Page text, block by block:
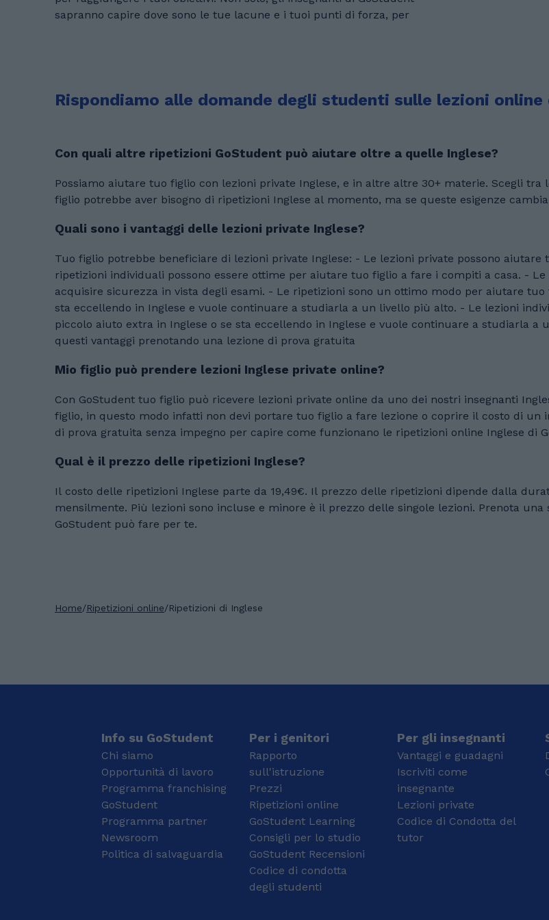
sapranno capire dove sono le tue lacune e i tuoi punti di forza, per
Rispondiamo alle domande degli studenti sulle lezioni online
Con quali altre ripetizioni GoStudent può aiutare oltre a quelle Inglese?
Possiamo aiutare tuo figlio con lezioni private Inglese, e in altre altre 30+ materie. Scegli tra le seguenti materie: contabilità, francese, matematica. Tuo
figlio potrebbe aver bisogno di ripetizioni Inglese al momento, ma se queste esigenze
Quali sono i vantaggi delle lezioni private Inglese?
Tuo figlio potrebbe beneficiare di lezioni private Inglese: - Le lezioni private possono aiutare tuo figlio a consolidare ciò che ha imparato a scuola. - Le
ripetizioni individuali possono essere ottime per aiutare tuo figlio a fare i compiti a casa. -
acquisire sicurezza in vista degli esami. - Le ripetizioni sono un ottimo modo per aiutare
sta eccellendo in Inglese e vuole continuare a studiarla a un livello più alto. - Le lezioni
piccolo aiuto extra in Inglese o se sta eccellendo in Inglese e vuole continuare a studiarla a un livello più alto. Scopri come tuo
questi vantaggi prenotando una lezione di prova gratuita
Mio figlio può prendere lezioni Inglese private online?
Con GoStudent tuo figlio può ricevere lezioni private online da uno dei nostri insegnanti
figlio, in questo modo infatti non devi portare tuo figlio a fare lezione o coprire il costo di un insegnante
di prova gratuita senza impegno per capire come funzionano le ripetizioni online Inglese di
Qual è il prezzo delle ripetizioni Inglese?
Il costo delle ripetizioni Inglese parte da 19,49€. Il prezzo delle ripetizioni dipende dalla durata della collaborazione e dal numero di lezioni incluse
mensilmente. Più lezioni sono incluse e minore è il prezzo delle singole lezioni. Prenota una sessione di ripetizioni gratuita per scoprire tutto quello che
GoStudent può fare per te.
Home/Ripetizioni online/Ripetizioni di Inglese
Info su GoStudent
Chi siamo
Opportunità di lavoro
Programma franchising
GoStudent
Programma partner
Newsroom
Politica di salvaguardia
Per i genitori
Rapporto
sull'istruzione
Prezzi
Ripetizioni online
GoStudent Learning
Consigli per lo studio
GoStudent Recensioni
Codice di condotta
degli studenti
Per gli insegnanti
Vantaggi e guadagni
Iscriviti come
insegnante
Lezioni private
Codice di Condotta del
tutor